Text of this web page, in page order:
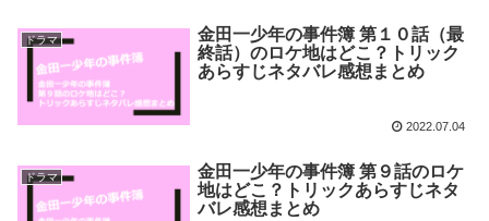
ドラマ
金田一少年の事件簿 第１０話（最
終話）のロケ地はどこ？トリック
あらすじネタバレ感想まとめ
2022.07.04
ドラマ
金田一少年の事件簿 第９話のロケ
地はどこ？トリックあらすじネタ
バレ感想まとめ